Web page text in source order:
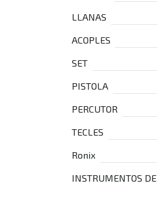
LLANAS
ACOPLES
SET
PISTOLA
PERCUTOR
TECLES
Ronix
INSTRUMENTOS DE